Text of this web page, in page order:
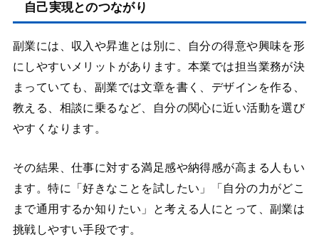
自己実現とのつながり
副業には、収入や昇進とは別に、自分の得意や興味を形
にしやすいメリットがあります。本業では担当業務が決
まっていても、副業では文章を書く、デザインを作る、
教える、相談に乗るなど、自分の関心に近い活動を選び
やすくなります。
その結果、仕事に対する満足感や納得感が高まる人もい
ます。特に「好きなことを試したい」「自分の力がどこ
まで通用するか知りたい」と考える人にとって、副業は
挑戦しやすい手段です。